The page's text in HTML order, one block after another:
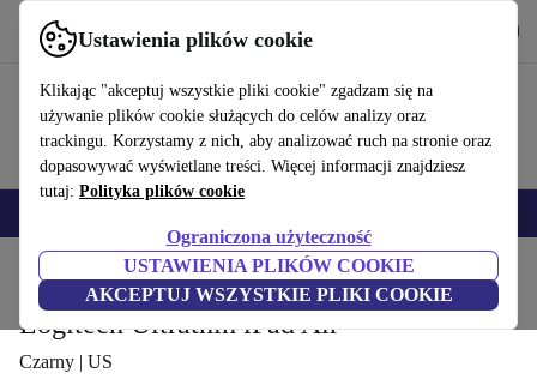
Ustawienia plików cookie
Klikając "akceptuj wszystkie pliki cookie" zgadzam się na
używanie plików cookie służących do celów analizy oraz
trackingu. Korzystamy z nich, aby analizować ruch na stronie oraz
dopasowywać wyświetlane treści. Więcej informacji znajdziesz
tutaj: Polityka plików cookie
Ograniczona użyteczność
USTAWIENIA PLIKÓW COOKIE
AKCEPTUJ WSZYSTKIE PLIKI COOKIE
Korzystaj z refurbed szybko i łatwo
Produkty Akcesoria komputerowe Akcesoria komputerowe
Logitech Ultrathin iPad Air
Czarny | US